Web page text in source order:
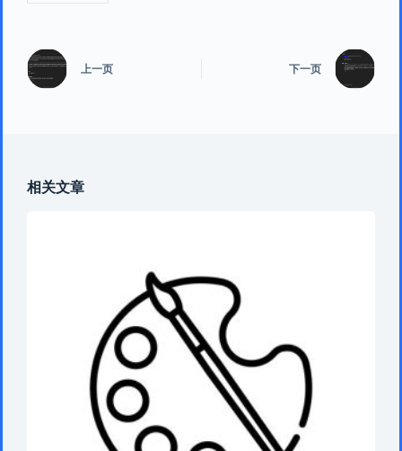
上一页 下一页
相关文章